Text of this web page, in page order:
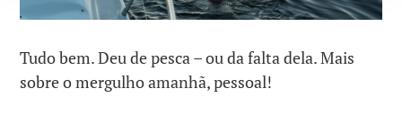
Tudo bem. Deu de pesca – ou da falta dela. Mais
sobre o mergulho amanhã, pessoal!